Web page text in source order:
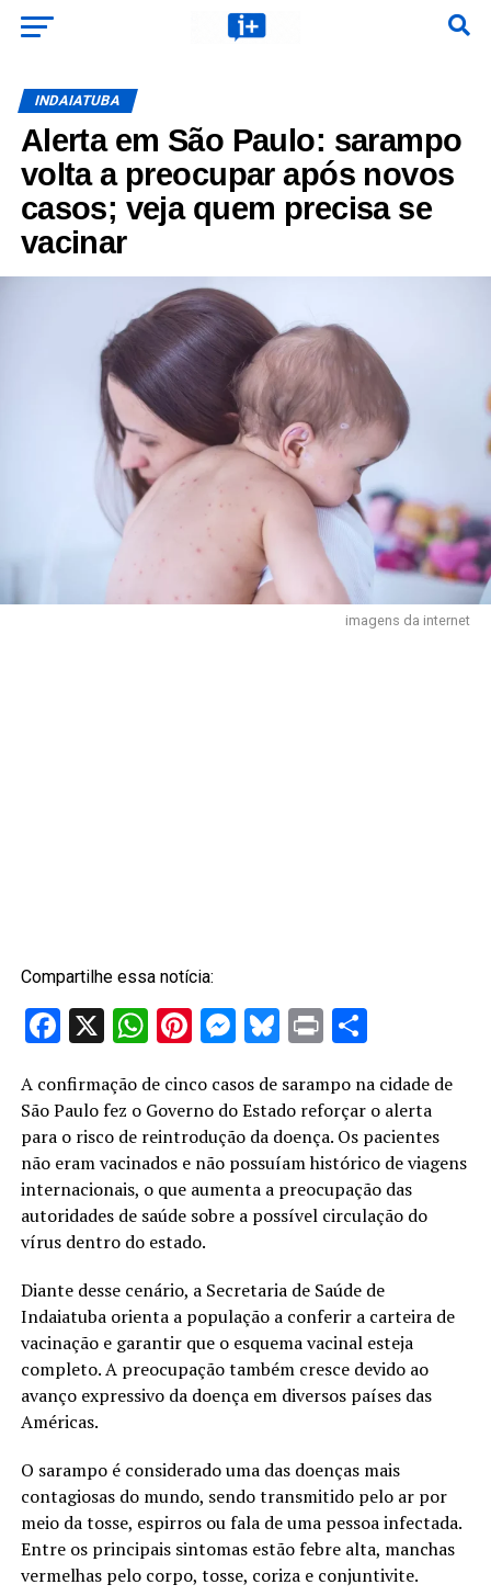
INDAIATUBA
Alerta em São Paulo: sarampo
volta a preocupar após novos
casos; veja quem precisa se
vacinar
imagens da internet
Compartilhe essa notícia:
Facebook
X WhatsApp
Pinterest
Messenger
Bluesky
PrintShare
A confirmação de cinco casos de sarampo na cidade de
São Paulo fez o Governo do Estado reforçar o alerta
para o risco de reintrodução da doença. Os pacientes
não eram vacinados e não possuíam histórico de viagens
internacionais, o que aumenta a preocupação das
autoridades de saúde sobre a possível circulação do
vírus dentro do estado.
Diante desse cenário, a Secretaria de Saúde de
Indaiatuba orienta a população a conferir a carteira de
vacinação e garantir que o esquema vacinal esteja
completo. A preocupação também cresce devido ao
avanço expressivo da doença em diversos países das
Américas.
O sarampo é considerado uma das doenças mais
contagiosas do mundo, sendo transmitido pelo ar por
meio da tosse, espirros ou fala de uma pessoa infectada.
Entre os principais sintomas estão febre alta, manchas
vermelhas pelo corpo, tosse, coriza e conjuntivite.